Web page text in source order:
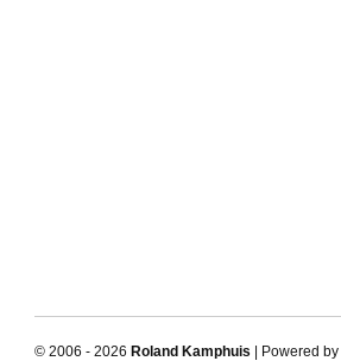
© 2006 - 2026 Roland Kamphuis | Powered by